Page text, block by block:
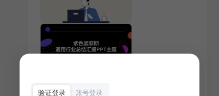
验证登录 账号登录